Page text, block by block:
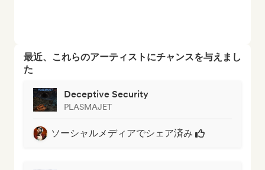
最近、これらのアーティストにチャンスを与えまし
た
Deceptive Security
PLASMAJET
ソーシャルメディアでシェア済み